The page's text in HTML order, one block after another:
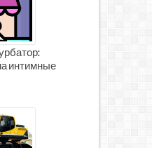
интимные